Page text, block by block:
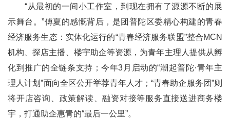
“从最初的一间小工作室，到现在拥有了源源不断的展
示舞台。”傅夏的感慨背后，是团普陀区委精心构建的青春
经济服务生态：实体化运行的“青春经济服务联盟”整合MCN
机构、探店主播、楼宇助企等资源，为青年主理人提供从孵
化到推广的全链条支持；今年3月启动的“潮起普陀·青年主
理人计划”面向全区公开举荐青年人才；“青春助企服务团”则
将开店咨询、政策解读、融资对接等服务直接送进商务楼
宇，打通助企惠青的“最后一公里”。